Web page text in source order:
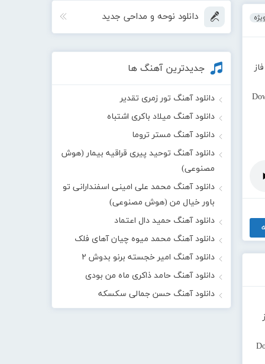
ویژه دانلود نوحه و مداحی جدید
جدیدترین آهنگ ها
دانلود آهنگ تور زمری تقدیر
دانلود آهنگ میلاد باکری اشتباه
دانلود آهنگ مستر تروما
دانلود آهنگ توحید پیری قراقیه بیمار (هوش
مصنوعی)
دانلود آهنگ محمد علی امینی اسفندارانی تو
باور خیال من (هوش مصنوعی)
دانلود آهنگ حمید دال اعتماد
دانلود آهنگ محمد میوه چیان آهای فلک
دانلود آهنگ امیر خجسته برنو بدوش ۲
دانلود آهنگ حامد ذاکری ماه من بودی
دانلود آهنگ حسن جمالی سکسکه